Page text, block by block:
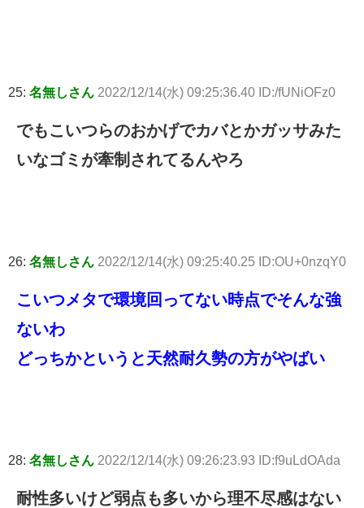
25: 名無しさん 2022/12/14(水) 09:25:36.40 ID:/fUNiOFz0
でもこいつらのおかげでカバとかガッサみた
いなゴミが牽制されてるんやろ
26: 名無しさん 2022/12/14(水) 09:25:40.25 ID:OU+0nzqY0
こいつメタで環境回ってない時点でそんな強
ないわ
どっちかというと天然耐久勢の方がやばい
28: 名無しさん 2022/12/14(水) 09:26:23.93 ID:f9uLdOAda
耐性多いけど弱点も多いから理不尽感はない